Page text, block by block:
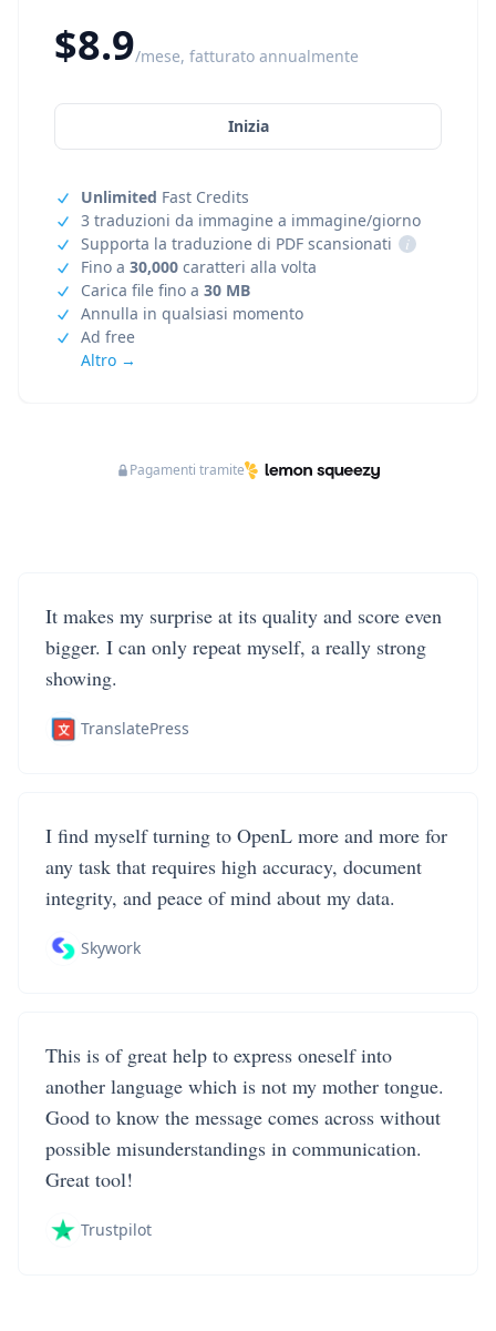
$8.9/mese, fatturato annualmente
Inizia
Unlimited Fast Credits
3 traduzioni da immagine a immagine/giorno
Supporta la traduzione di PDF scansionati
i
Fino a 30,000 caratteri alla volta
Carica file fino a 30 MB
Annulla in qualsiasi momento
Ad free
Altro →
Pagamenti tramite
It makes my surprise at its quality and score even
bigger. I can only repeat myself, a really strong
showing.
TranslatePress
I find myself turning to OpenL more and more for
any task that requires high accuracy, document
integrity, and peace of mind about my data.
Skywork
This is of great help to express oneself into
another language which is not my mother tongue.
Good to know the message comes across without
possible misunderstandings in communication.
Great tool!
Trustpilot